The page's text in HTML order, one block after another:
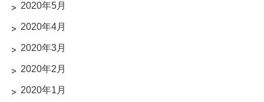
2020年5月
2020年4月
2020年3月
2020年2月
2020年1月